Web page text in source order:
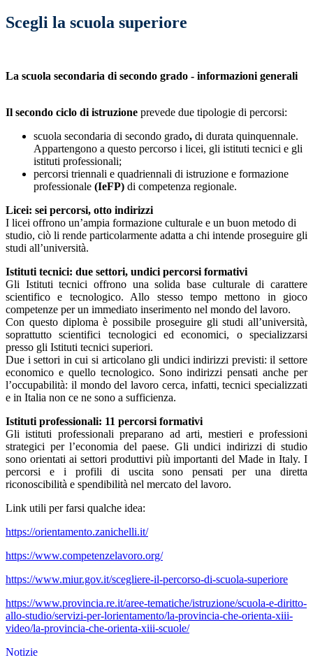
Scegli la scuola superiore
La scuola secondaria di secondo grado - informazioni generali
Il secondo ciclo di istruzione prevede due tipologie di percorsi:
scuola secondaria di secondo grado, di durata quinquennale.
Appartengono a questo percorso i licei, gli istituti tecnici e gli
istituti professionali;
percorsi triennali e quadriennali di istruzione e formazione
professionale (IeFP) di competenza regionale.
Licei: sei percorsi, otto indirizzi
I licei offrono un’ampia formazione culturale e un buon metodo di
studio, ciò li rende particolarmente adatta a chi intende proseguire gli
studi all’università.
Istituti tecnici: due settori, undici percorsi formativi
Gli Istituti tecnici offrono una solida base culturale di carattere
scientifico e tecnologico. Allo stesso tempo mettono in gioco
competenze per un immediato inserimento nel mondo del lavoro.
Con questo diploma è possibile proseguire gli studi all’università,
soprattutto scientifici tecnologici ed economici, o specializzarsi
presso gli Istituti tecnici superiori.
Due i settori in cui si articolano gli undici indirizzi previsti: il settore
economico e quello tecnologico. Sono indirizzi pensati anche per
l’occupabilità: il mondo del lavoro cerca, infatti, tecnici specializzati
e in Italia non ce ne sono a sufficienza.
Istituti professionali: 11 percorsi formativi
Gli istituti professionali preparano ad arti, mestieri e professioni
strategici per l’economia del paese. Gli undici indirizzi di studio
sono orientati ai settori produttivi più importanti del Made in Italy. I
percorsi e i profili di uscita sono pensati per una diretta
riconoscibilità e spendibilità nel mercato del lavoro.
Link utili per farsi qualche idea:
https://orientamento.zanichelli.it/
https://www.competenzelavoro.org/
https://www.miur.gov.it/scegliere-il-percorso-di-scuola-superiore
https://www.provincia.re.it/aree-tematiche/istruzione/scuola-e-diritto-
allo-studio/servizi-per-lorientamento/la-provincia-che-orienta-xiii-
video/la-provincia-che-orienta-xiii-scuole/
Notizie